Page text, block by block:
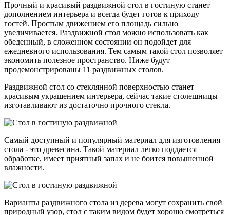
Прочный и красивый раздвижной стол в гостиную станет
дополнением интерьера и всегда будет готов к приходу
гостей. Простым движением его площадь сильно
увеличивается. Раздвижной стол можно использовать как
обеденный, в сложенном состоянии он подойдет для
ежедневного использования. Тем самым такой стол позволяет
экономить полезное пространство. Ниже будут
продемонстрированы 11 раздвижных столов.
Раздвижной стол со стеклянной поверхностью станет
красивым украшением интерьера, сейчас такие столешницы
изготавливают из достаточно прочного стекла.
Самый доступный и популярный материал для изготовления
стола - это древесина. Такой материал легко поддается
обработке, имеет приятный запах и не боится повышенной
влажности.
Варианты раздвижного стола из дерева могут сохранить свой
природный узор, стол с таким видом будет хорошо смотреться